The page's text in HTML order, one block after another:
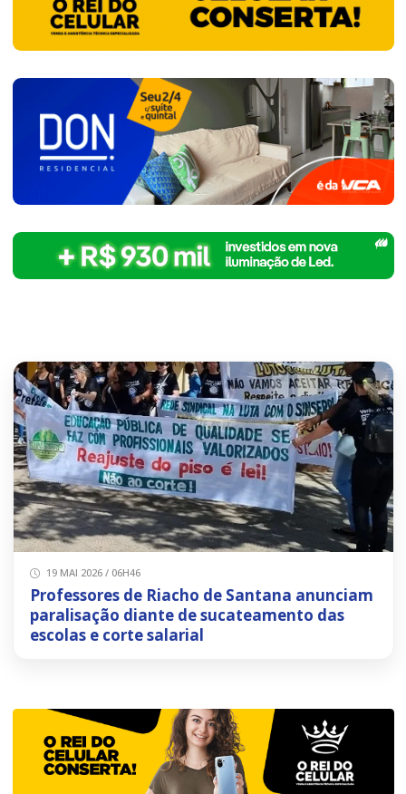
19 MAI 2026 / 06H46
Professores de Riacho de Santana anunciam
paralisação diante de sucateamento das
escolas e corte salarial